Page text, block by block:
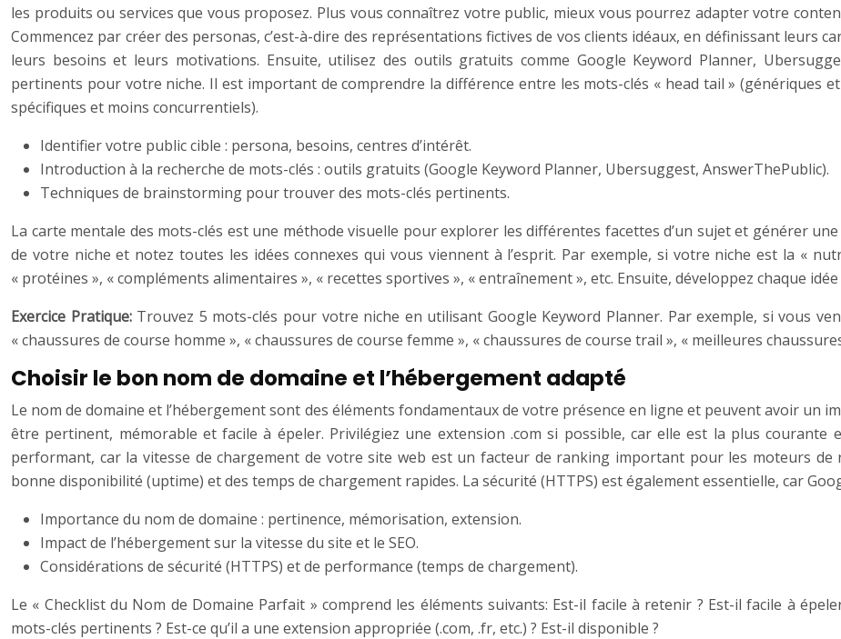
les produits ou services que vous proposez. Plus vous connaîtrez votre public, mieux vous pourrez adapter votre
Commencez par créer des personas, c’est-à-dire des représentations fictives de vos clients idéaux, en définissant leurs
leurs besoins et leurs motivations. Ensuite, utilisez des outils gratuits comme Google Keyword Planner,
pertinents pour votre niche. Il est important de comprendre la différence entre les mots-clés « head tail » (génériques
spécifiques et moins concurrentiels).
Identifier votre public cible : persona, besoins, centres d’intérêt.
Introduction à la recherche de mots-clés : outils gratuits (Google Keyword Planner, Ubersuggest, AnswerThePublic).
Techniques de brainstorming pour trouver des mots-clés pertinents.
La carte mentale des mots-clés est une méthode visuelle pour explorer les différentes facettes d’un sujet et générer
de votre niche et notez toutes les idées connexes qui vous viennent à l’esprit. Par exemple, si votre niche est la «
« protéines », « compléments alimentaires », « recettes sportives », « entraînement », etc. Ensuite, développez chaque
Exercice Pratique: Trouvez 5 mots-clés pour votre niche en utilisant Google Keyword Planner. Par exemple, si vous
« chaussures de course homme », « chaussures de course femme », « chaussures de course trail », « meilleures
Choisir le bon nom de domaine et l’hébergement adapté
Le nom de domaine et l’hébergement sont des éléments fondamentaux de votre présence en ligne et peuvent avoir un
être pertinent, mémorable et facile à épeler. Privilégiez une extension .com si possible, car elle est la plus courante
performant, car la vitesse de chargement de votre site web est un facteur de ranking important pour les moteurs
bonne disponibilité (uptime) et des temps de chargement rapides. La sécurité (HTTPS) est également essentielle, car
Importance du nom de domaine : pertinence, mémorisation, extension.
Impact de l’hébergement sur la vitesse du site et le SEO.
Considérations de sécurité (HTTPS) et de performance (temps de chargement).
Le « Checklist du Nom de Domaine Parfait » comprend les éléments suivants: Est-il facile à retenir ? Est-il facile à
mots-clés pertinents ? Est-ce qu’il a une extension appropriée (.com, .fr, etc.) ? Est-il disponible ?